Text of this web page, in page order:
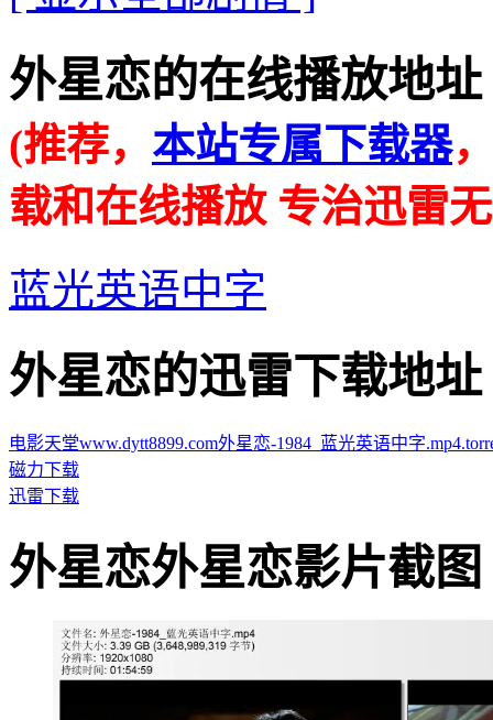
外星恋的在线播放地址 ·
(推荐， 本站专属下载器
载和在线播放 专治迅雷
蓝光英语中字
外星恋的迅雷下载地址 ·
电影天堂www.dytt8899.com外星恋-1984_蓝光英语中字
磁力下载
迅雷下载
外星恋外星恋影片截图 ·